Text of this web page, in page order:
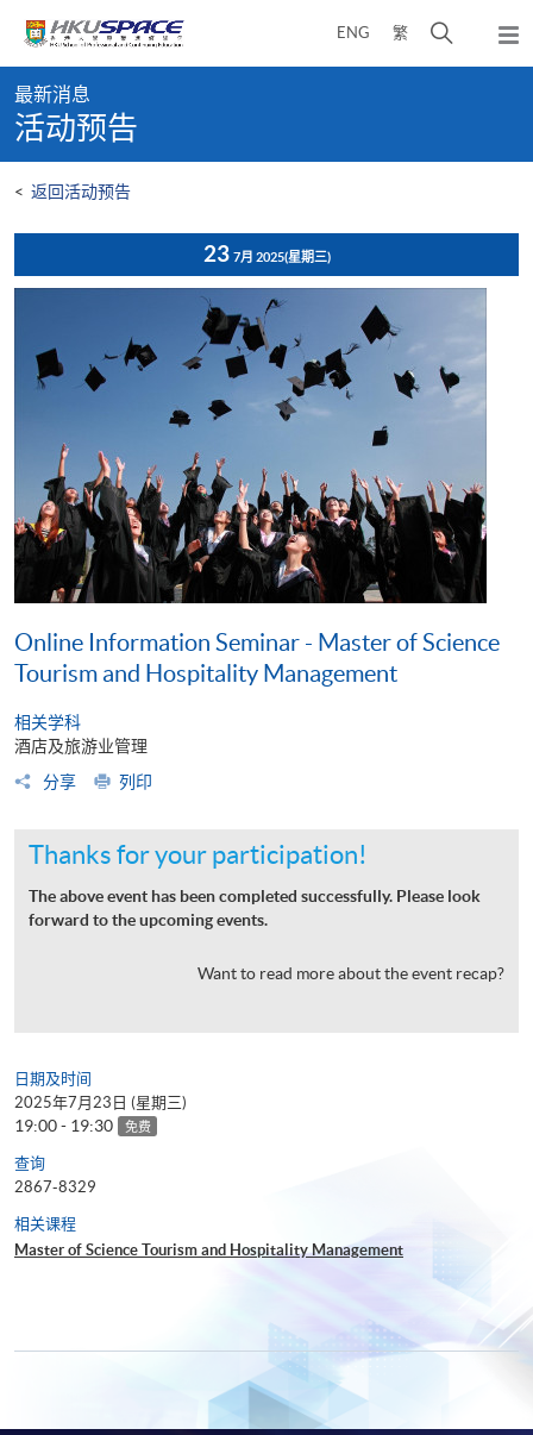
content
ENG 繁
开
弹
出
content
start
最新消息
活动预告
< 返回活动预告
23 7月 2025(星期三)
Online Information Seminar - Master of Science
Tourism and Hospitality Management
相关学科
酒店及旅游业管理
分享
列印
Thanks for your participation!
The above event has been completed successfully. Please look
forward to the upcoming events.
Want to read more about the event recap?
日期及时间
2025年7月23日 (星期三)
19:00 - 19:30 免费
查询
2867-8329
相关课程
Master of Science Tourism and Hospitality Management